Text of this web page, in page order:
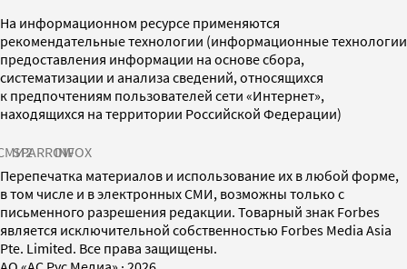
На информационном ресурсе применяются
рекомендательные технологии (информационные технологии
предоставления информации на основе сбора,
систематизации и анализа сведений, относящихся
к предпочтениям пользователей сети «Интернет»,
находящихся на территории Российской Федерации)
SPARROWINFOX
Перепечатка материалов и использование их в любой форме,
в том числе и в электронных СМИ, возможны только с
письменного разрешения редакции. Товарный знак Forbes
является исключительной собственностью Forbes Media Asia
Pte. Limited. Все права защищены.